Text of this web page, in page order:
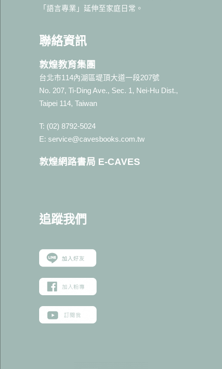
「語言專業」延伸至家庭日常。
聯絡資訊
敦煌教育集團
台北市114內湖區堤頂大道一段207號
No. 207, Ti-Ding Ave., Sec. 1, Nei-Hu Dist.,
Taipei 114, Taiwan
T: (02) 8792-5024
E: service@cavesbooks.com.tw
敦煌網路書局 E-CAVES
追蹤我們